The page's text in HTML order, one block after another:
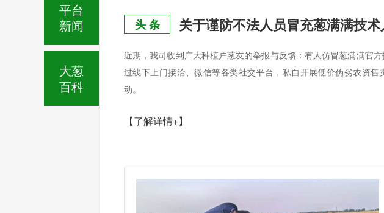
头 条 关于谨防不法人员冒充葱满满技
近期，我司收到广大种植户葱友的举报与反馈：有人仿冒葱满满官
过线下上门接洽、微信等各类社交平台，私自开展低价伪劣农资
动。
【了解详情+】
平台
新闻
大葱
百科